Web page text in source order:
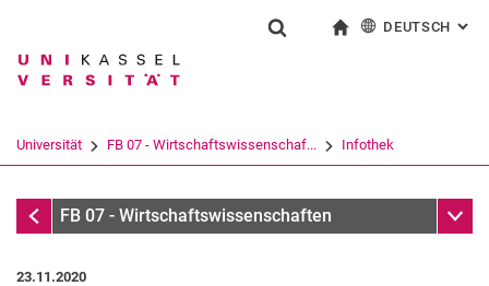
Springe direkt zu: Inhalt
Springe direkt zu: Suche
Springe direkt zu:
Suchbegriff
Suchen (öffnet externen Link in einem
DEUTSCH :
Universität FB 07 - Wirtschaftswissenschaf... Infothek
InfothekFB 07 - Wirtschaftswissenschaften
23.11.2020